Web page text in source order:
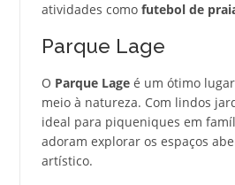
atividades como futebol de
Parque Lage
O Parque Lageé um ótimo
meio à natureza. Com lindos
ideal para piqueniques em
adoram explorar os espaços
artístico.